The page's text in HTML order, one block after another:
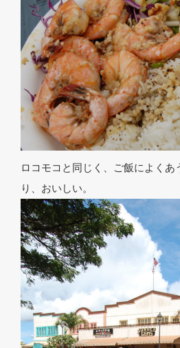
ロコモコと同じく、ご飯によくあ
り、おいしい。